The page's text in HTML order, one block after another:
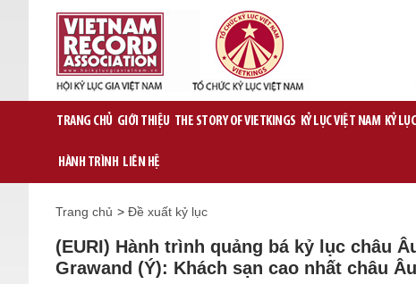
TRANG CHỦ GIỚI THIỆU THE STORY OF VIETKINGS KỶ LỤC VIỆT NAM KỶ
HÀNH TRÌNH LIÊN HỆ
Trang chủ > Đề xuất kỷ lục
(EURI) Hành trình quảng bá kỷ lục châu
Grawand (Ý): Khách sạn cao nhất châu